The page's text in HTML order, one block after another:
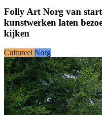
Folly Art Norg van
kunstwerken laten
kijken
Cultureel Norg